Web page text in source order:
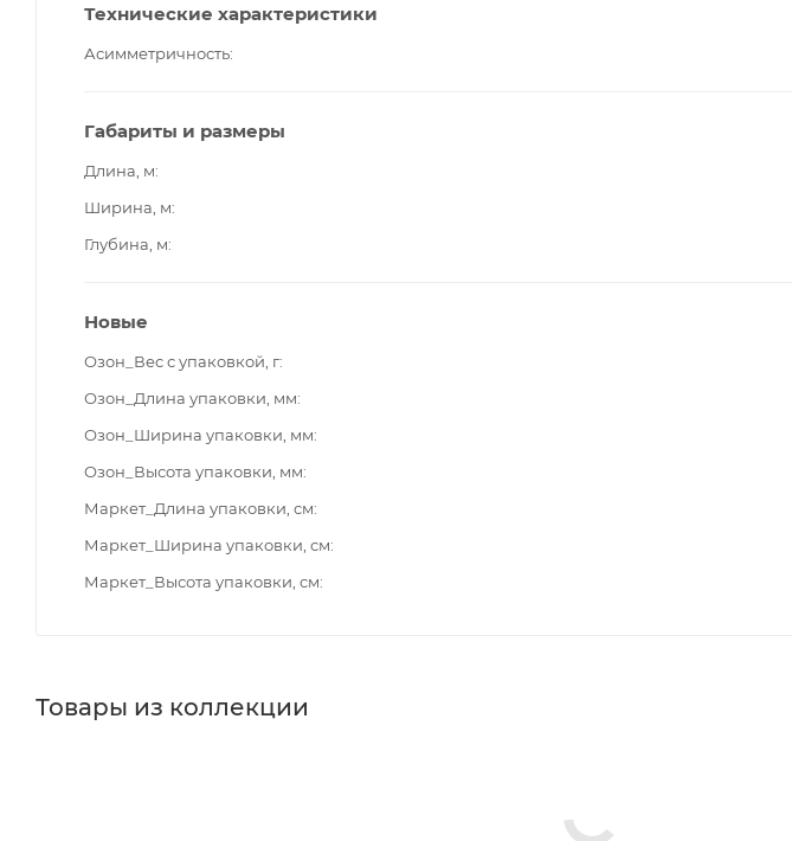
Технические характеристики
Асимметричность
Габариты и размеры
Длина, м
Ширина, м
Глубина, м
Новые
Озон_Вес с упаковкой, г
Озон_Длина упаковки, мм
Озон_Ширина упаковки, мм
Озон_Высота упаковки, мм
Маркет_Длина упаковки, см
Маркет_Ширина упаковки, см
Маркет_Высота упаковки, см
Товары из коллекции